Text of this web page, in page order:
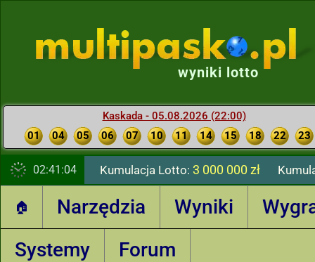
wyniki lotto
Kaskada - 05.08.2026 (22:00)
01
04 05 06 07 10 11 14 15 18 22 23
02:41:05 Kumulacja Lotto: 3 000 000 zł
🏠 Narzędzia Wyniki
Systemy
Forum